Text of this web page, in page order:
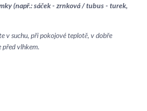
(např.: sáček - zrnková / tubus - turek,
v suchu, při pokojové teplotě, v dobře
před vlhkem.